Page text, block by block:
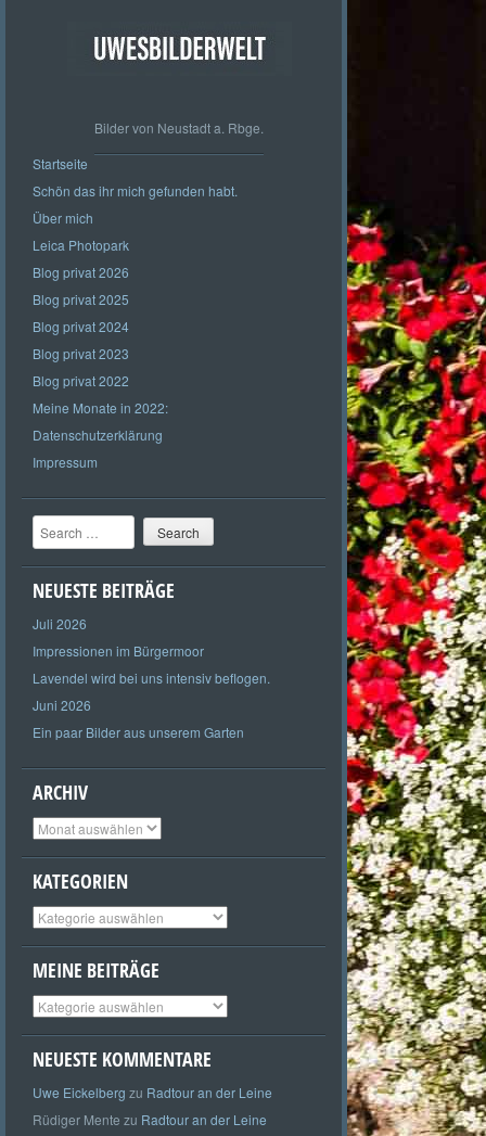
Bilder von Neustadt a. Rbge.
Startseite
Schön das ihr mich gefunden habt.
Über mich
Leica Photopark
Blog privat 2026
Blog privat 2025
Blog privat 2024
Blog privat 2023
Blog privat 2022
Meine Monate in 2022:
Datenschutzerklärung
Impressum
Search
NEUESTE BEITRÄGE
Juli 2026
Impressionen im Bürgermoor
Lavendel wird bei uns intensiv beflogen.
Juni 2026
Ein paar Bilder aus unserem Garten
ARCHIV
Archiv
KATEGORIEN
Kategorien
MEINE BEITRÄGE
Meine
Beiträge
NEUESTE KOMMENTARE
Uwe Eickelberg zu Radtour an der Leine
Rüdiger Mente zu Radtour an der Leine